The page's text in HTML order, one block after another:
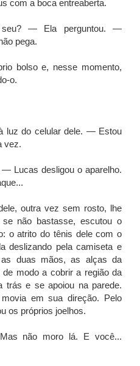
com a boca entreaberta.
— Ela perguntou. —
pega.
bolso e, nesse momento,
o.
luz do celular dele. — Estou
vez.
Lucas desligou o aparelho.
outra vez sem rosto, lhe
não bastasse, escutou o
o atrito do tênis dele com o
deslizando pela camiseta e
duas mãos, as alças da
modo a cobrir a região da
trás e se apoiou na parede.
em sua direção. Pelo
os próprios joelhos.
não moro lá. E você...